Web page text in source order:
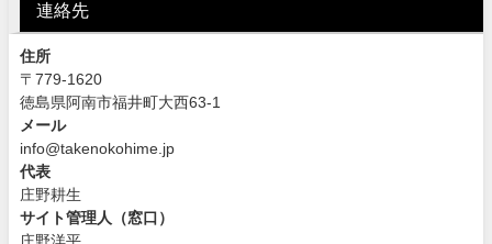
連絡先
住所
〒779-1620
徳島県阿南市福井町大西63-1
メール
info@takenokohime.jp
代表
庄野耕生
サイト管理人（窓口）